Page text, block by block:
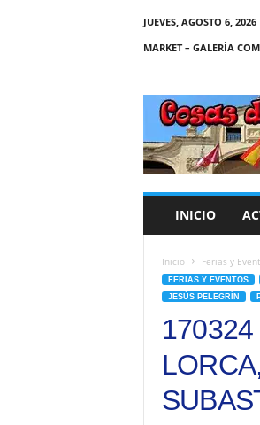
JUEVES, AGOSTO 6, 2026
MARKET – GALERÍA
C
A
S
INICIO
Inicio Ferias y
FERIAS Y EVENTOS
JESÚS PELEGRÍN